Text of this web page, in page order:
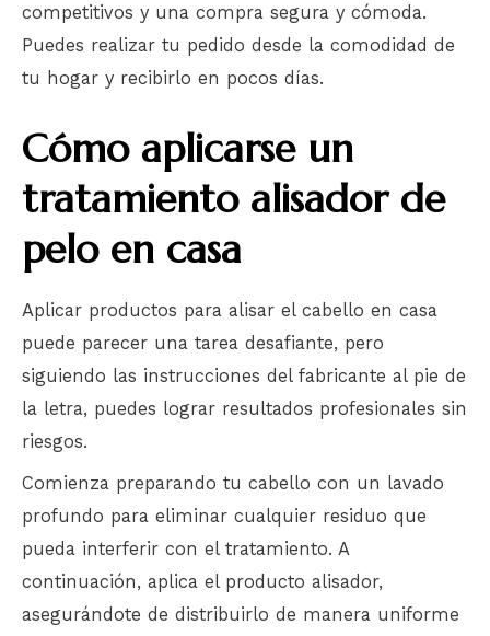
competitivos y una compra segura y cómoda.
Puedes realizar tu pedido desde la comodidad de
tu hogar y recibirlo en pocos días.
Cómo aplicarse un
tratamiento alisador de
pelo en casa
Aplicar productos para alisar el cabello en casa
puede parecer una tarea desafiante, pero
siguiendo las instrucciones del fabricante al pie de
la letra, puedes lograr resultados profesionales sin
riesgos.
Comienza preparando tu cabello con un lavado
profundo para eliminar cualquier residuo que
pueda interferir con el tratamiento. A
continuación, aplica el producto alisador,
asegurándote de distribuirlo de manera uniforme